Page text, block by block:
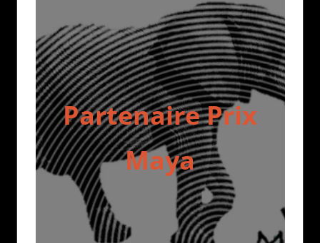
Partenaire Prix
Maya